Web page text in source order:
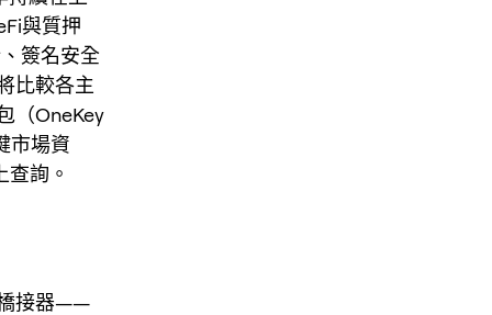
與質押
簽名安全
比較各主
（OneKey
市場資
詢。
橋接器——